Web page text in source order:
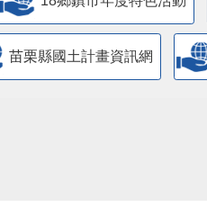
苗栗縣國土計畫資訊網